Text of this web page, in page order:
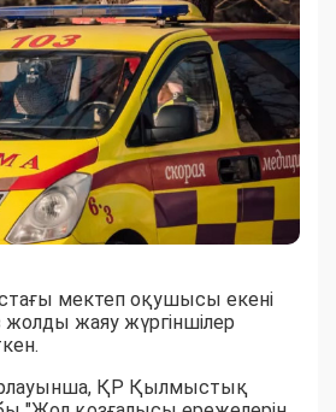
мектеп оқушысы екені
жолды жаяу жүргіншілер
ҚР Қылмыстық